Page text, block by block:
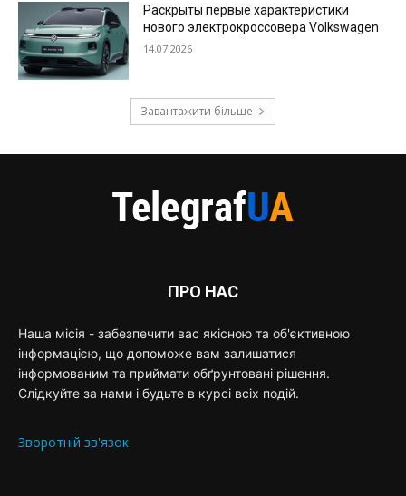
Раскрыты первые характеристики
нового электрокроссовера Volkswagen
14.07.2026
Завантажити більше
ПРО НАС
Наша місія - забезпечити вас якісною та об'єктивною
інформацією, що допоможе вам залишатися
інформованим та приймати обґрунтовані рішення.
Слідкуйте за нами і будьте в курсі всіх подій.
Зворотній зв'язок